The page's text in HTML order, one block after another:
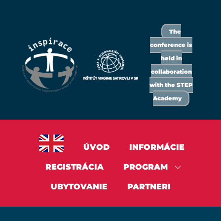
The
conference is
held in
collaboration
with the STEP
Academy
ÚVOD INFORMÁCIE
REGISTRÁCIA PROGRAM
UBYTOVANIE PARTNERI